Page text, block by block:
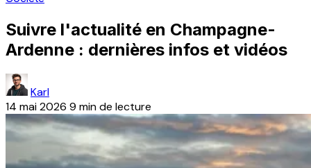
Suivre l'actualité en Champagne-
Ardenne : dernières infos et vidéos
Karl
14 mai 2026 9 min de lecture